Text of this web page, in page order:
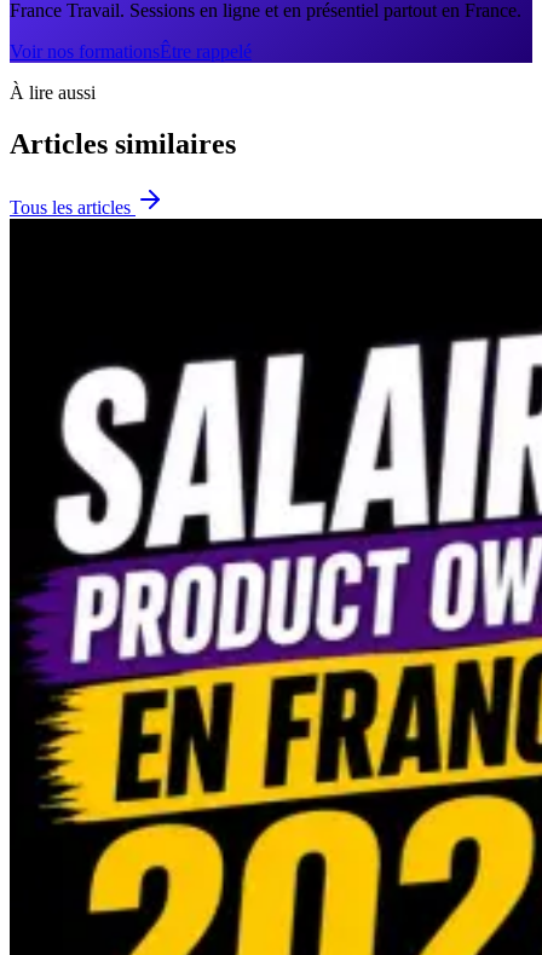
France Travail. Sessions en ligne et en présentiel partout en France.
Voir nos formationsÊtre rappelé
À lire aussi
Articles similaires
Tous les articles